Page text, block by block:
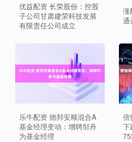
优益配资 长荣股份：控股
子公司甘肃建荣科技发展
有限责任公司成立
涨
通
乐牛配资 德邦安顺混合A
基金经理变动：增聘邹舟
为基金经理
倍
下